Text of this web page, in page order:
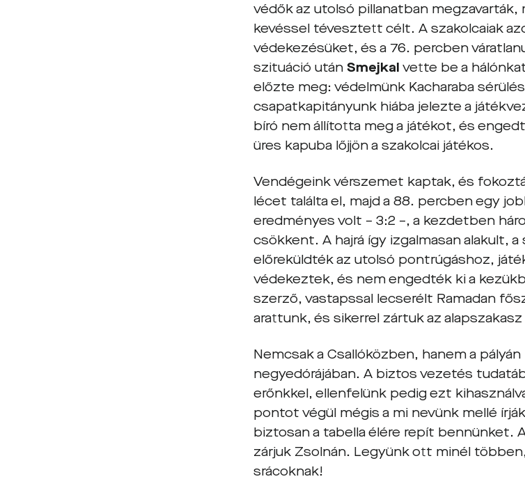
védők az utolsó pillanatban megzavarták,
kevéssel tévesztett célt. A szakolcaiak
védekezésüket, és a 76. percben
szituáció utánSmejkal vette be a
előzte meg: védelmünk Kacharaba
csapatkapitányunk hiába jelezte a
bíró nem állította meg a játékot, és
üres kapuba lőjjön a szakolcai játékos.
Vendégeink vérszemet kaptak, és
lécet találta el, majd a 88. percben egy
eredményes volt – 3:2 –, a kezdetben
csökkent. A hajrá így izgalmasan alakult,
előreküldték az utolsó pontrúgáshoz,
védekeztek, és nem engedték ki a
szerző, vastapssal lecserélt Ramadan
arattunk, és sikerrel zártuk az
Nemcsak a Csallóközben, hanem a
negyedórájában. A biztos vezetés
erőnkkel, ellenfelünk pedig ezt
pontot végül mégis a mi nevünk mellé
biztosan a tabella élére repít bennünket.
zárjuk Zsolnán. Legyünk ott minél
srácoknak!